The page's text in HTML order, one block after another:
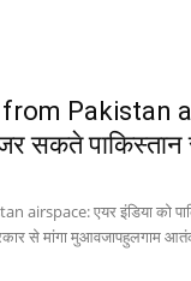
Pakistan
सकते
एयर इंडिया को
से मांगा मुआवजापहुलगाम